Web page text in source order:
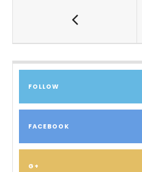
FOLLOW
FACEBOOK
G+